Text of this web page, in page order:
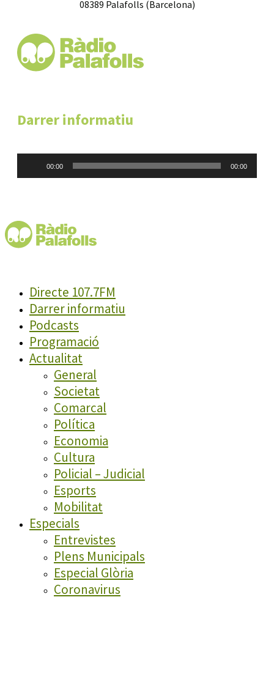
08389 Palafolls (Barcelona)
Darrer informatiu
00:00 00:00
Directe 107.7FM
Darrer informatiu
Podcasts
Programació
Actualitat
General
Societat
Comarcal
Política
Economia
Cultura
Policial – Judicial
Esports
Mobilitat
Especials
Entrevistes
Plens Municipals
Especial Glòria
Coronavirus